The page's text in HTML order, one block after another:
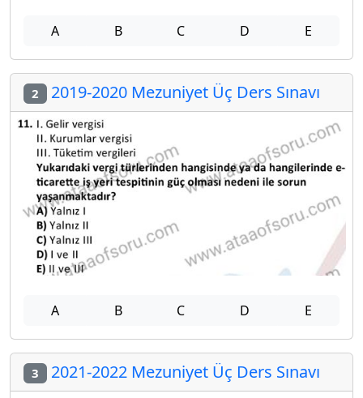
A B C D E
2 2019-2020 Mezuniyet Üç Ders Sınavı
A B C D E
3 2021-2022 Mezuniyet Üç Ders Sınavı